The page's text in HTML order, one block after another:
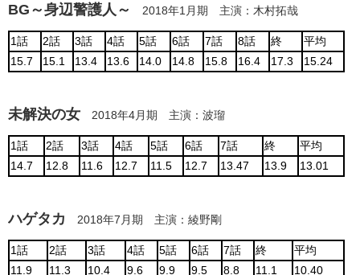
BG～身辺警護人～ 2018年1月期 主演：木村拓哉
1話 2話 3話 4話 5話 6話 7話 8話 終
平均
15.7
15.1 13.4 13.6 14.0 14.8 15.8 16.4 17.3 15.24
未解決の女 2018年4月期 主演：波瑠
1話 2話 3話 4話 5話 6話 7話 終
平均
14.7
12.8 11.6 12.7 11.5 12.7 13.47 13.9 13.01
ハゲタカ 2018年7月期 主演：綾野剛
1話 2話 3話 4話 5話 6話 7話 終
平均
11.9
11.3 10.4 9.6 9.9 9.5 8.8 11.1 10.40